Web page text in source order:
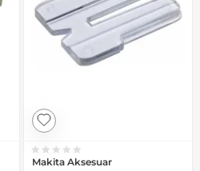
Makita Aksesuar